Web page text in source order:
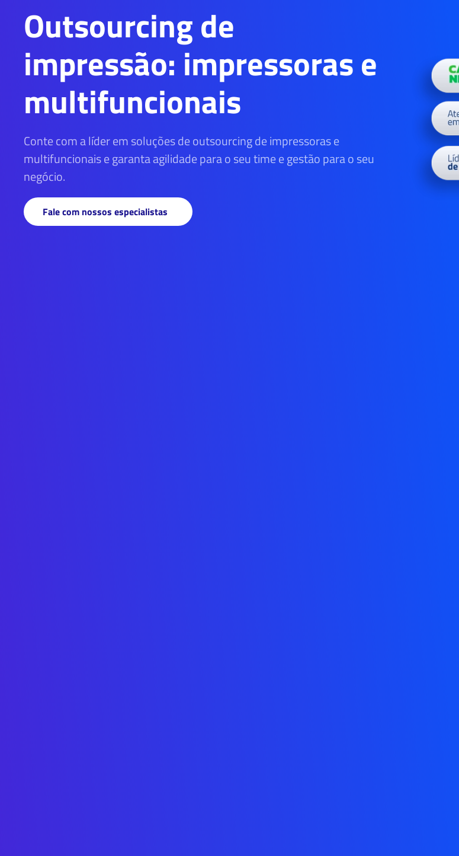
Outsourcing de
impressão: impressoras e
multifuncionais
Conte com a líder em soluções de outsourcing de impressoras e
multifuncionais e garanta agilidade para o seu time e gestão para o seu
negócio.
Fale com nossos especialistas